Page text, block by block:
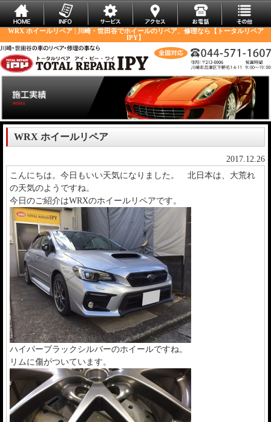
WRX ホイールリペア | 川崎・世田谷でホイールのリペア、修理なら【トータルリペア
IPY】
WRX ホイールリペア
2017.12.26
こんにちは。今日もいい天気になりました。 北日本は、大荒れ
の天気のようですね。
今日のご紹介はWRXのホイールリペアです。
ハイパーブラックシルバーのホイールですね。
リムに傷がついています。